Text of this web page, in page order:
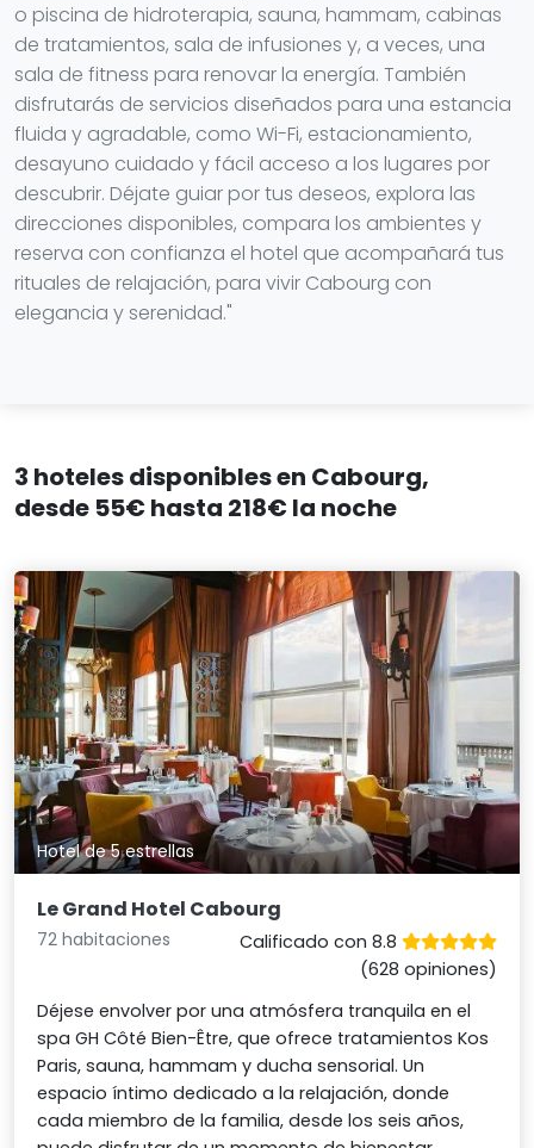
o piscina de hidroterapia, sauna, hammam, cabinas
de tratamientos, sala de infusiones y, a veces, una
sala de fitness para renovar la energía. También
disfrutarás de servicios diseñados para una estancia
fluida y agradable, como Wi-Fi, estacionamiento,
desayuno cuidado y fácil acceso a los lugares por
descubrir. Déjate guiar por tus deseos, explora las
direcciones disponibles, compara los ambientes y
reserva con confianza el hotel que acompañará tus
rituales de relajación, para vivir Cabourg con
elegancia y serenidad."
3 hoteles disponibles en Cabourg,
desde 55€ hasta 218€ la noche
Hotel de 5 estrellas
Le Grand Hotel Cabourg
72 habitaciones
Calificado con 8.8
(628 opiniones)
Déjese envolver por una atmósfera tranquila en el
spa GH Côté Bien-Être, que ofrece tratamientos Kos
Paris, sauna, hammam y ducha sensorial. Un
espacio íntimo dedicado a la relajación, donde
cada miembro de la familia, desde los seis años,